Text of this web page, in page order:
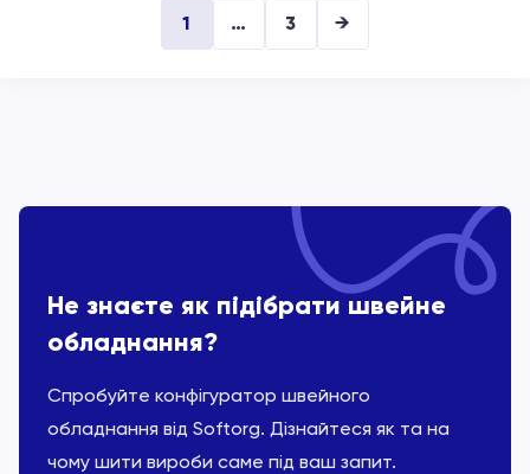
1 … 3 →
Не знаєте як підібрати швейне
обладнання?
Спробуйте конфігуратор швейного
обладнання від Softorg. Дізнайтеся як та на
чому шити вироби саме під ваш запит.